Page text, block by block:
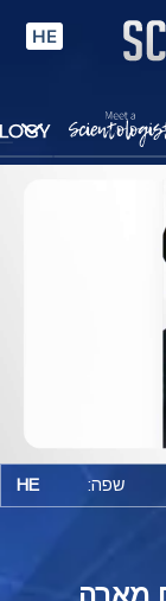
HE
שפה: HE
מארה